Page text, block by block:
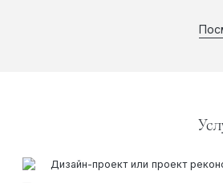
Дизайн-проект или проект